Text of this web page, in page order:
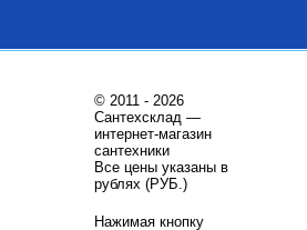
© 2011 - 2026
Сантехсклад —
интернет-магазин
сантехники
Все цены указаны в
рублях (РУБ.)
Нажимая кнопку